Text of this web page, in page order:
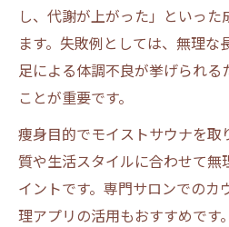
し、代謝が上がった」といっ
ます。失敗例としては、無理な
足による体調不良が挙げられる
ことが重要です。
痩身目的でモイストサウナを
質や生活スタイルに合わせて無
イントです。専門サロンでのカ
理アプリの活用もおすすめです。